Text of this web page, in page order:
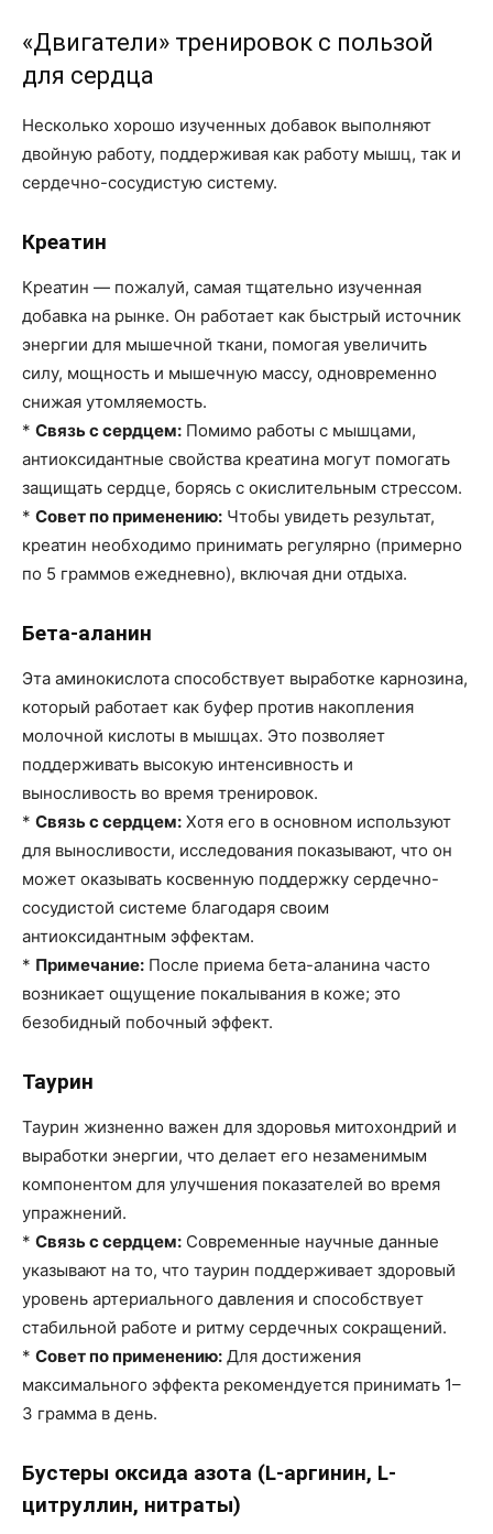
«Двигатели» тренировок с пользой
для сердца
Несколько хорошо изученных добавок выполняют
двойную работу, поддерживая как работу мышц, так и
сердечно-сосудистую систему.
Креатин
Креатин — пожалуй, самая тщательно изученная
добавка на рынке. Он работает как быстрый источник
энергии для мышечной ткани, помогая увеличить
силу, мощность и мышечную массу, одновременно
снижая утомляемость.
* Связь с сердцем: Помимо работы с мышцами,
антиоксидантные свойства креатина могут помогать
защищать сердце, борясь с окислительным стрессом.
* Совет по применению: Чтобы увидеть результат,
креатин необходимо принимать регулярно (примерно
по 5 граммов ежедневно), включая дни отдыха.
Бета-аланин
Эта аминокислота способствует выработке карнозина,
который работает как буфер против накопления
молочной кислоты в мышцах. Это позволяет
поддерживать высокую интенсивность и
выносливость во время тренировок.
* Связь с сердцем: Хотя его в основном используют
для выносливости, исследования показывают, что он
может оказывать косвенную поддержку сердечно-
сосудистой системе благодаря своим
антиоксидантным эффектам.
* Примечание: После приема бета-аланина часто
возникает ощущение покалывания в коже; это
безобидный побочный эффект.
Таурин
Таурин жизненно важен для здоровья митохондрий и
выработки энергии, что делает его незаменимым
компонентом для улучшения показателей во время
упражнений.
* Связь с сердцем: Современные научные данные
указывают на то, что таурин поддерживает здоровый
уровень артериального давления и способствует
стабильной работе и ритму сердечных сокращений.
* Совет по применению: Для достижения
максимального эффекта рекомендуется принимать 1–
3 грамма в день.
Бустеры оксида азота (L-аргинин, L-
цитруллин, нитраты)